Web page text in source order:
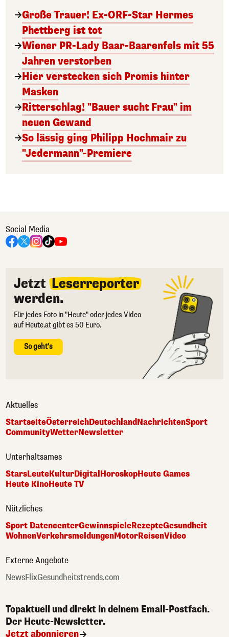
Große Trauer! Ex-ORF-Star Hermes
Phettberg ist tot
Wiener PR-Lady Baar-Baarenfels mit 55
Jahren verstorben
Hier verstecken sich Promis hinter
Masken
Ritterschlag! "Bauer sucht Frau" im
neuen Gewand
So lässig ging Philipp Hochmair zu
"Jedermann"-Premiere
Social Media
Jetzt Leserreporter
werden.
Für jedes Foto in "Heute" oder jedes Video
auf Heute.at gibt es 50 Euro.
So geht's
Aktuelles
StartseiteÖsterreichDeutschlandNachrichtenSport
CommunityWetterNewsletter
Unterhaltsames
StarsLeuteKulturDigital HoroskopHeute Games
Heute KinoHeute TV
Nützliches
Sport DatencenterGewinnspieleRezepteGesundheit
WohnenVerkehrsmeldungenMotorReisenVideo
Externe Angebote
NewsFlixGesundheitstrends.com
Topaktuell und direkt in deinem Email-Postfach.
Der Heute-Newsletter.
Jetzt abonnieren